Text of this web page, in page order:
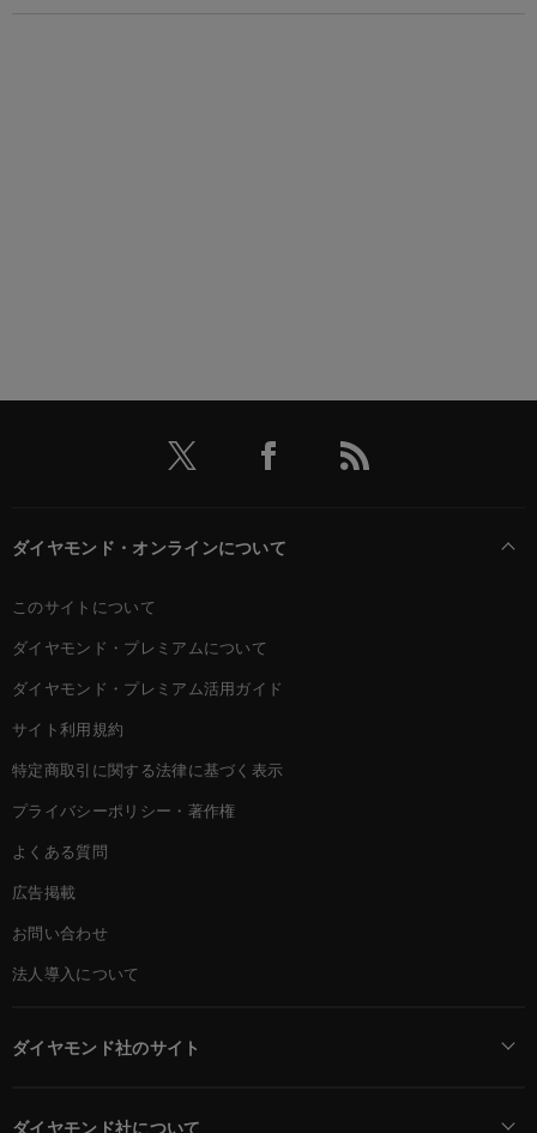
ダイヤモンド・オンラインについて
このサイトについて
ダイヤモンド・プレミアムについて
ダイヤモンド・プレミアム活用ガイド
サイト利用規約
特定商取引に関する法律に基づく表示
プライバシーポリシー・著作権
よくある質問
広告掲載
お問い合わせ
法人導入について
ダイヤモンド社のサイト
ダイヤモンド社について